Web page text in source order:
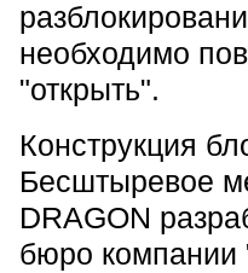
необходимо
"открыть".
Конструкция
Бесштыревое
DRAGON
бюро